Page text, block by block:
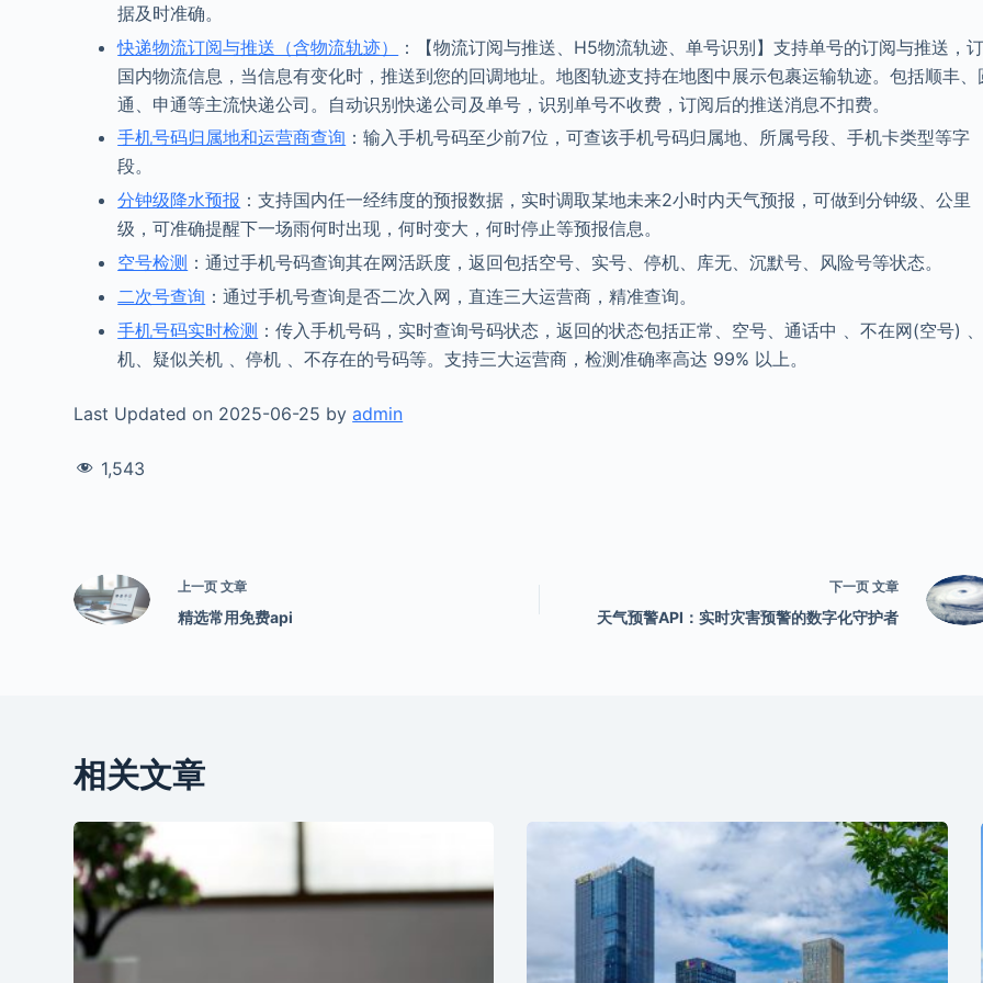
据及时准确。
快递物流订阅与推送（含物流轨迹）
：【物流订阅与推送、H5物流轨迹、单号识别】支持单号的订阅与推送，
国内物流信息，当信息有变化时，推送到您的回调地址。地图轨迹支持在地图中展示包裹运输轨迹。包括顺丰、
通、申通等主流快递公司。自动识别快递公司及单号，识别单号不收费，订阅后的推送消息不扣费。
手机号码归属地和运营商查询 ：输入手机号码至少前7位，可查该手机号码归属地、所属号段、手机卡类型等字
段。
分钟级降水预报 ：支持国内任一经纬度的预报数据，实时调取某地未来2小时内天气预报，可做到分钟级、公里
级，可准确提醒下一场雨何时出现，何时变大，何时停止等预报信息。
空号检测 ：通过手机号码查询其在网活跃度，返回包括空号、实号、停机、库无、沉默号、风险号等状态。
二次号查询 ：通过手机号查询是否二次入网，直连三大运营商，精准查询。
手机号码实时检测 ：传入手机号码，实时查询号码状态，返回的状态包括正常、空号、通话中 、不在网(空号)
机、疑似关机 、停机 、不存在的号码等。支持三大运营商，检测准确率高达 99% 以上。
Last Updated on 2025-06-25 byadmin
1,543
上一页文章
精选常用免费api
下一页 文章
天气预警API：实时灾害预警的数字化守护者
相关文章